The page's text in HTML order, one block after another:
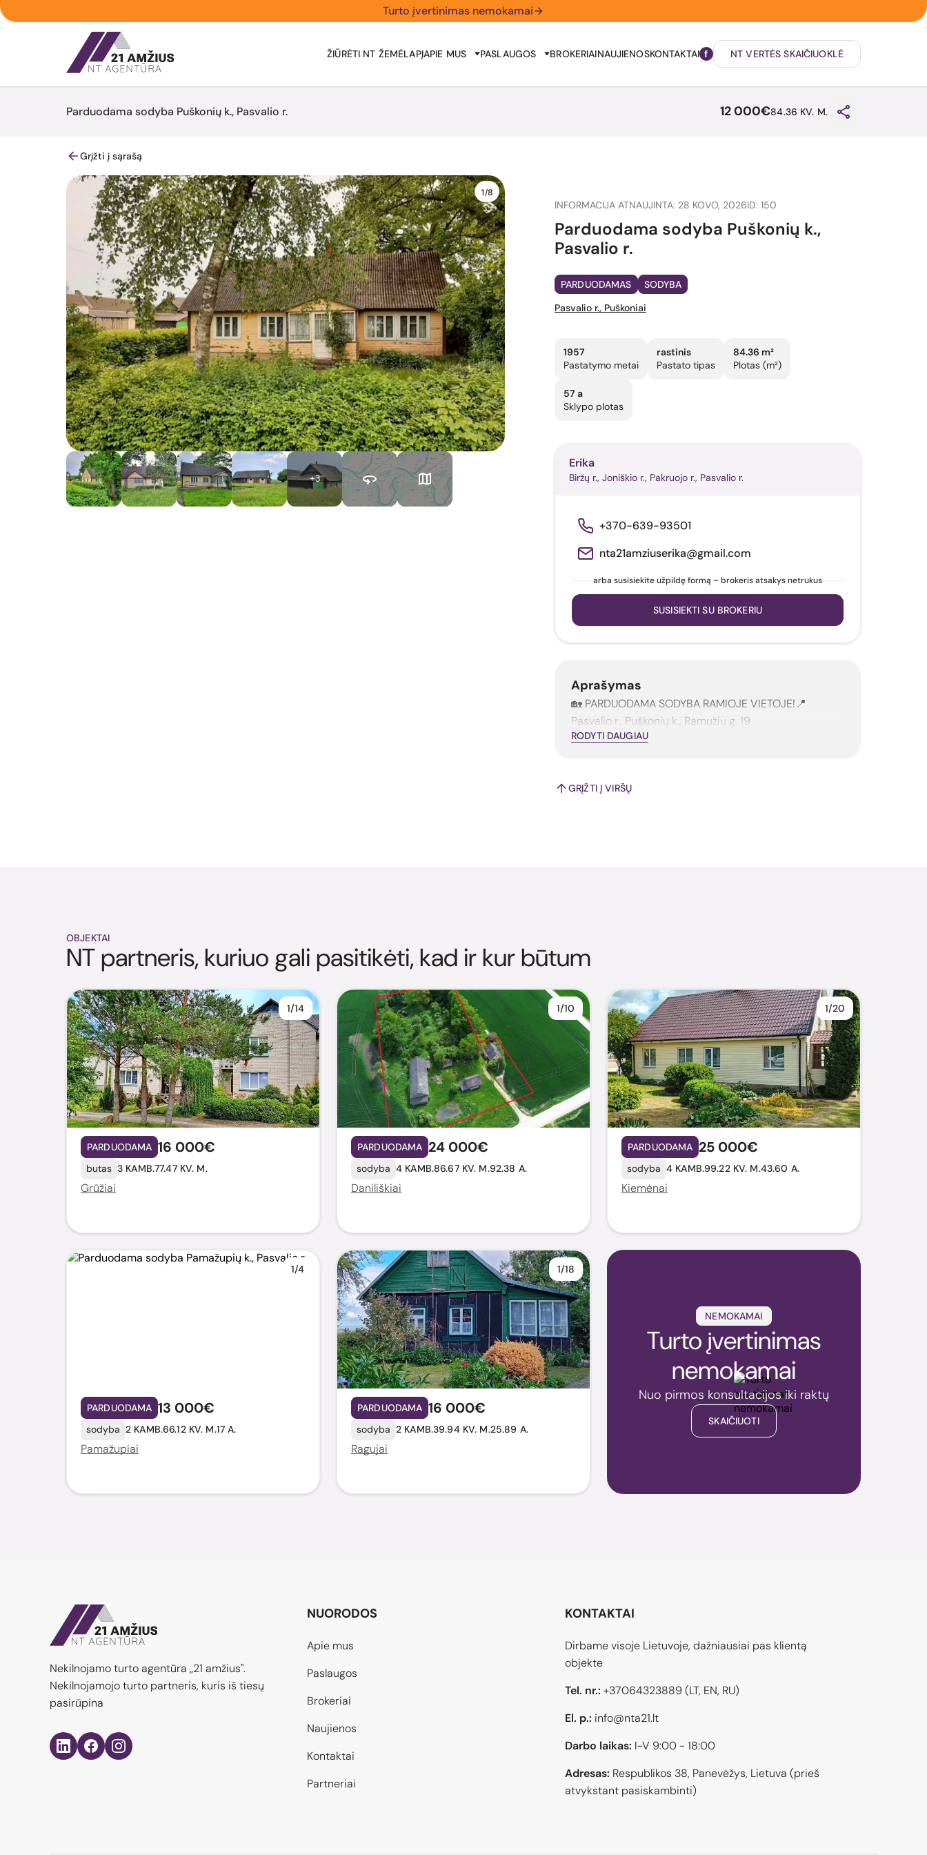
Turto įvertinimas nemokamai
ŽIŪRĖTI NT ŽEMĖLAPĮAPIE MUS PASLAUGOS BROKERIAINAUJIENOSKONTAKTAI NT VERTĖS SKAIČIUOKLĖ
Parduodama sodyba Puškonių k., Pasvalio r. 12 000€84.36 KV. M.
Grįžti į sąrašą
1/8
+3
INFORMACIJA ATNAUJINTA: 28 KOVO, 2026ID: 150
Parduodama sodyba Puškonių k.,
Pasvalio r.
PARDUODAMAS
SODYBA
Pasvalio r., Puškoniai
1957
Pastatymo metai
rastinis
Pastato tipas
84.36 m²
Plotas (m²)
57 a
Sklypo plotas
Erika
Biržų r., Joniškio r., Pakruojo r., Pasvalio r.
+370-639-93501
nta21amziuserika@gmail.com
arba susisiekite užpildę formą – brokeris atsakys netrukus
SUSISIEKTI SU BROKERIU
Aprašymas
🏡 PARDUODAMA SODYBA RAMIOJE VIETOJE!📍
Pasvalio r., Puškonių k., Ramužių g. 19
RODYTI DAUGIAU
GRĮŽTI Į VIRŠŲ
OBJEKTAI
NT partneris, kuriuo gali pasitikėti, kad ir kur būtum
1/14
PARDUODAMA 16 000€
butas 3 KAMB.77.47 KV. M.
Grūžiai
1/10
PARDUODAMA 24 000€
sodyba 4 KAMB.86.67 KV. M.92.38 A.
Daniliškiai
1/20
PARDUODAMA 25 000€
sodyba 4 KAMB.99.22 KV. M.43.60 A.
Kiemėnai
1/4
PARDUODAMA 13 000€
sodyba 2 KAMB.66.12 KV. M.17 A.
Pamažupiai
1/18
PARDUODAMA 16 000€
sodyba 2 KAMB.39.94 KV. M.25.89 A.
Ragujai
NEMOKAMAI
Turto įvertinimas
nemokamai
Nuo pirmos konsultacijos iki raktų
SKAIČIUOTI
Nekilnojamo turto agentūra „21 amžius".
Nekilnojamojo turto partneris, kuris iš tiesų
pasirūpina
NUORODOS
Apie mus
Paslaugos
Brokeriai
Naujienos
Kontaktai
Partneriai
KONTAKTAI
Dirbame visoje Lietuvoje, dažniausiai pas klientą
objekte
Tel. nr.: +37064323889(LT, EN, RU)
El. p.: info@nta21.lt
Darbo laikas: I-V 9:00 - 18:00
Adresas: Respublikos 38, Panevėžys, Lietuva (prieš
atvykstant pasiskambinti)